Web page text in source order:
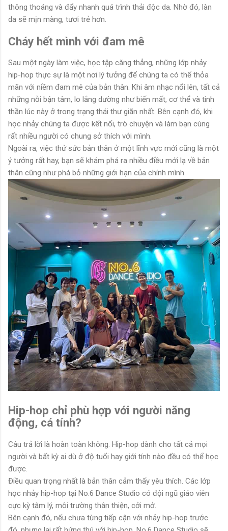
thông thoáng và đẩy nhanh quá trình thải độc da. Nhờ đó, làn
da sẽ mịn màng, tươi trẻ hơn.
Cháy hết mình với đam mê
Sau một ngày làm việc, học tập căng thẳng, những lớp nhảy
hip-hop thực sự là một nơi lý tưởng để chúng ta có thể thỏa
mãn với niềm đam mê của bản thân. Khi âm nhạc nổi lên, tất cả
những nỗi bận tâm, lo lắng dường như biến mất, cơ thể và tinh
thần lúc này ở trong trạng thái thư giãn nhất. Bên cạnh đó, khi
học nhảy chúng ta được kết nối, trò chuyện và làm bạn cùng
rất nhiều người có chung sở thích với mình.
Ngoài ra, việc thử sức bản thân ở một lĩnh vực mới cũng là một
ý tưởng rất hay, bạn sẽ khám phá ra nhiều điều mới lạ về bản
thân cũng như phá bỏ những giới hạn của chính mình.
Hip-hop chỉ phù hợp với người năng
động, cá tính?
Câu trả lời là hoàn toàn không. Hip-hop dành cho tất cả mọi
người và bất kỳ ai dù ở độ tuổi hay giới tính nào đều có thể học
được.
Điều quan trọng nhất là bản thân cảm thấy yêu thích. Các lớp
học nhảy hip-hop tại No.6 Dance Studio có đội ngũ giáo viên
cực kỳ tâm lý, môi trường thân thiện, cởi mở.
Bên cạnh đó, nếu chưa từng tiếp cận với nhảy hip-hop trước